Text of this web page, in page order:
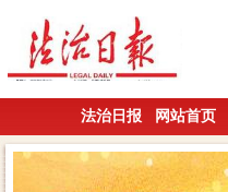
法治日报 网站首页